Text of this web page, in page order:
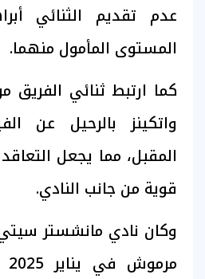
عدم تقديم الثنائي
المستوى المأمول منهما.
كما ارتبط ثنائي الفريق
واتكينز بالرحيل عن
المقبل، مما يجعل
قوية من جانب النادي.
وكان نادي مانشستر